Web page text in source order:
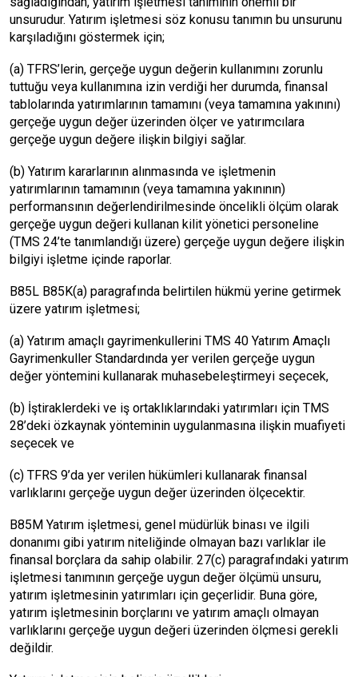
unsurudur. Yatırım işletmesi söz konusu tanımın bu unsurunu
karşıladığını göstermek için;
(a) TFRS’lerin, gerçeğe uygun değerin kullanımını zorunlu
tuttuğu veya kullanımına izin verdiği her durumda, finansal
tablolarında yatırımlarının tamamını (veya tamamına yakınını)
gerçeğe uygun değer üzerinden ölçer ve yatırımcılara
gerçeğe uygun değere ilişkin bilgiyi sağlar.
(b) Yatırım kararlarının alınmasında ve işletmenin
yatırımlarının tamamının (veya tamamına yakınının)
performansının değerlendirilmesinde öncelikli ölçüm olarak
gerçeğe uygun değeri kullanan kilit yönetici personeline
(TMS 24’te tanımlandığı üzere) gerçeğe uygun değere ilişkin
bilgiyi işletme içinde raporlar.
B85L B85K(a) paragrafında belirtilen hükmü yerine getirmek
üzere yatırım işletmesi;
(a) Yatırım amaçlı gayrimenkullerini TMS 40 Yatırım Amaçlı
Gayrimenkuller Standardında yer verilen gerçeğe uygun
değer yöntemini kullanarak muhasebeleştirmeyi seçecek,
(b) İştiraklerdeki ve iş ortaklıklarındaki yatırımları için TMS
28’deki özkaynak yönteminin uygulanmasına ilişkin muafiyeti
seçecek ve
(c) TFRS 9’da yer verilen hükümleri kullanarak finansal
varlıklarını gerçeğe uygun değer üzerinden ölçecektir.
B85M Yatırım işletmesi, genel müdürlük binası ve ilgili
donanımı gibi yatırım niteliğinde olmayan bazı varlıklar ile
finansal borçlara da sahip olabilir. 27(c) paragrafındaki yatırım
işletmesi tanımının gerçeğe uygun değer ölçümü unsuru,
yatırım işletmesinin yatırımları için geçerlidir. Buna göre,
yatırım işletmesinin borçlarını ve yatırım amaçlı olmayan
varlıklarını gerçeğe uygun değeri üzerinden ölçmesi gerekli
değildir.